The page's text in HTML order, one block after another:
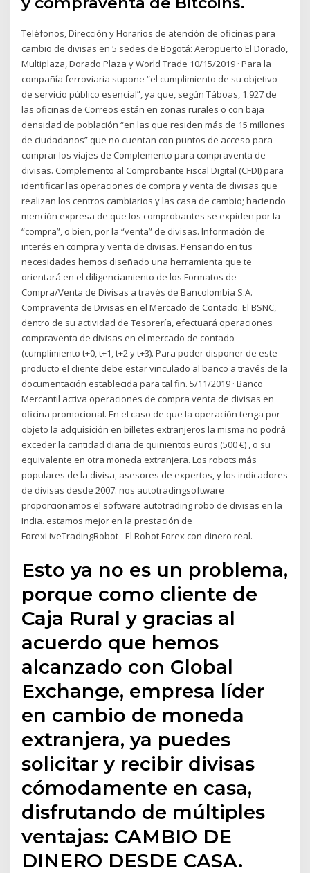
Teléfonos, Dirección y Horarios de atención de oficinas para
cambio de divisas en 5 sedes de Bogotá: Aeropuerto El Dorado,
Multiplaza, Dorado Plaza y World Trade 10/15/2019 · Para la
compañía ferroviaria supone “el cumplimiento de su objetivo
de servicio público esencial”, ya que, según Táboas, 1.927 de
las oficinas de Correos están en zonas rurales o con baja
densidad de población “en las que residen más de 15 millones
de ciudadanos” que no cuentan con puntos de acceso para
comprar los viajes de Complemento para compraventa de
divisas. Complemento al Comprobante Fiscal Digital (CFDI) para
identificar las operaciones de compra y venta de divisas que
realizan los centros cambiarios y las casa de cambio; haciendo
mención expresa de que los comprobantes se expiden por la
“compra”, o bien, por la “venta” de divisas. Información de
interés en compra y venta de divisas. Pensando en tus
necesidades hemos diseñado una herramienta que te
orientará en el diligenciamiento de los Formatos de
Compra/Venta de Divisas a través de Bancolombia S.A.
Compraventa de Divisas en el Mercado de Contado. El BSNC,
dentro de su actividad de Tesorería, efectuará operaciones
compraventa de divisas en el mercado de contado
(cumplimiento t+0, t+1, t+2 y t+3). Para poder disponer de este
producto el cliente debe estar vinculado al banco a través de la
documentación establecida para tal fin. 5/11/2019 · Banco
Mercantil activa operaciones de compra venta de divisas en
oficina promocional. En el caso de que la operación tenga por
objeto la adquisición en billetes extranjeros la misma no podrá
exceder la cantidad diaria de quinientos euros (500 €) , o su
equivalente en otra moneda extranjera. Los robots más
populares de la divisa, asesores de expertos, y los indicadores
de divisas desde 2007. nos autotradingsoftware
proporcionamos el software autotrading robo de divisas en la
India. estamos mejor en la prestación de
ForexLiveTradingRobot - El Robot Forex con dinero real.
Esto ya no es un problema,
porque como cliente de
Caja Rural y gracias al
acuerdo que hemos
alcanzado con Global
Exchange, empresa líder
en cambio de moneda
extranjera, ya puedes
solicitar y recibir divisas
cómodamente en casa,
disfrutando de múltiples
ventajas: CAMBIO DE
DINERO DESDE CASA.